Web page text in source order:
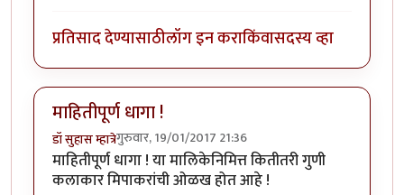
प्रतिसाद देण्यासाठीलॉग इन कराकिंवासदस्य व्हा
माहितीपूर्ण धागा !
डॉ सुहास म्हात्रेगुरुवार, 19/01/2017 21:36
माहितीपूर्ण धागा ! या मालिकेनिमित्त कितीतरी गुणी
कलाकार मिपाकरांची ओळख होत आहे !